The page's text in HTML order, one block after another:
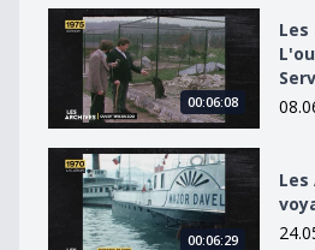
Les archives -
00:06:08
Les
Les Archives - Dernier
00:06:29